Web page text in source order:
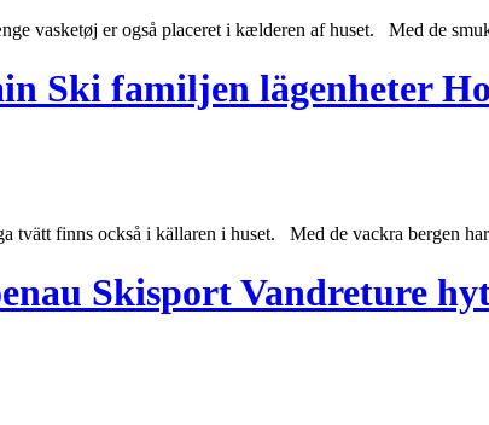
vasketøj er også placeret i kælderen af huset. Med de
Ski familjen lägenheter
tvätt finns också i källaren i huset. Med de vackra bergen
Skisport Vandreture